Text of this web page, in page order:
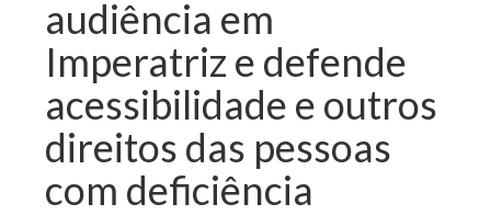
audiência em
Imperatriz e defende
acessibilidade e outros
direitos das pessoas
com deficiência